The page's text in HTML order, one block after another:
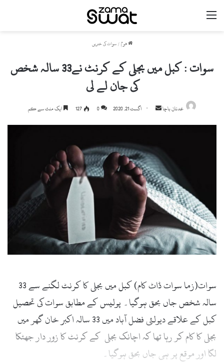
مینو
ھوم / سوات کی خبریں
سوات : کبل میں بجلی کے کرنٹ نے33 سالہ شخص
کی جان لے لی
عدنان باچا
Send اگست 21, 2020 0
127 ایک منٹ سے کم
سوات(زما سوات ڈاٹ کام) کبل میں بجلی کا کرنٹ لگنے سے 33
سالہ شخص جاں بحق ہوگیا۔ پولیس کے مطابق سوات کی تحصیل
کبل کے علاقے دیولئی فضل آباد میں 33 سالہ اکبر خان گھر میں
بجلی کا کام کر رہا تھا کہ اچانک بجلی کے کرنٹ کا زور دار جھٹکا
لگا اور موقع پر ہی جاں بحق ہوگیا۔